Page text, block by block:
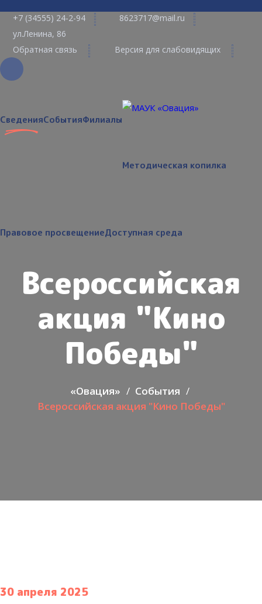
+7 (34555) 24-2-94
8623717@mail.ru
ул.Ленина, 86
Обратная связь
Версия для слабовидящих
СведенияСобытияФилиалы
Методическая копилка
Правовое просвещениеДоступная среда
Всероссийская
акция "Кино
Победы"
«Овация»
События
Всероссийская акция "Кино Победы"
30 апреля 2025